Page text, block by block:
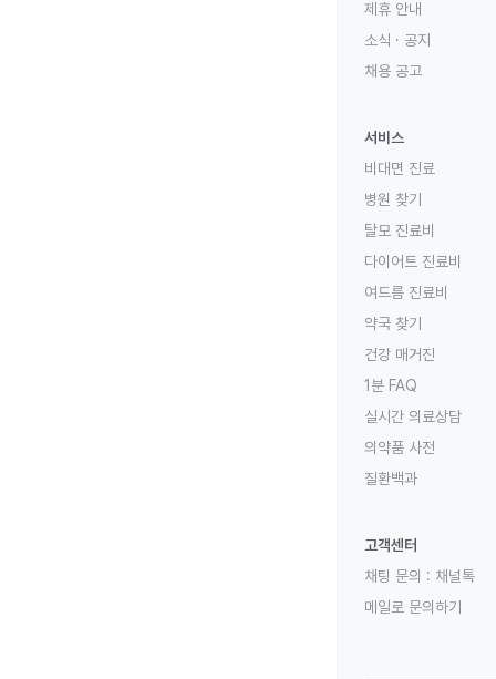
제휴 안내
소식 · 공지
채용 공고
서비스
비대면 진료
병원 찾기
탈모 진료비
다이어트 진료비
여드름 진료비
약국 찾기
건강 매거진
1분 FAQ
실시간 의료상담
의약품 사전
질환백과
고객센터
채팅 문의 : 채널톡
메일로 문의하기